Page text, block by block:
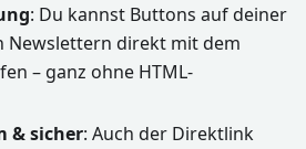
: Du kannst Buttons auf deiner
Newslettern direkt mit dem
– ganz ohne HTML-
& sicher: Auch der Direktlink